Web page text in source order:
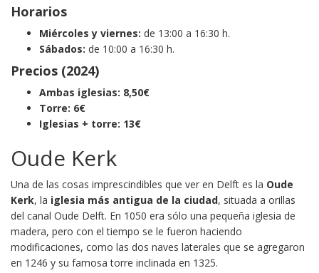
Horarios
Miércoles y viernes: de 13:00 a 16:30 h.
Sábados: de 10:00 a 16:30 h.
Precios (2024)
Ambas iglesias: 8,50€
Torre: 6€
Iglesias + torre: 13€
Oude Kerk
Una de las cosas imprescindibles que ver en Delft es la Oude
Kerk, la iglesia más antigua de la ciudad, situada a orillas
del canal Oude Delft. En 1050 era sólo una pequeña iglesia de
madera, pero con el tiempo se le fueron haciendo
modificaciones, como las dos naves laterales que se agregaron
en 1246 y su famosa torre inclinada en 1325.